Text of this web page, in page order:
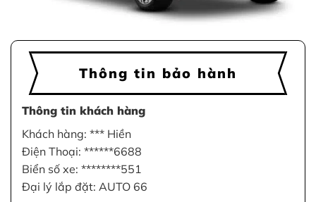
Thông tin bảo hành
Thông tin khách hàng
Khách hàng: *** Hiền
Điện Thoại: ******6688
Biển số xe: ********551
Đại lý lắp đặt: AUTO 66